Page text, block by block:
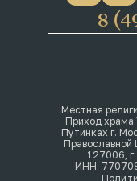
Местная
Приход храма
Путинках г.
Православной
127006,
ИНН:
8